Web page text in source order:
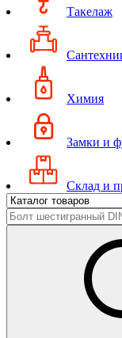
Такелаж
Химия
Замки и
Склад и